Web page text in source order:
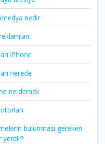
nedir
iPhone
nerede
ne demek
bulunması gereken
yerdir?